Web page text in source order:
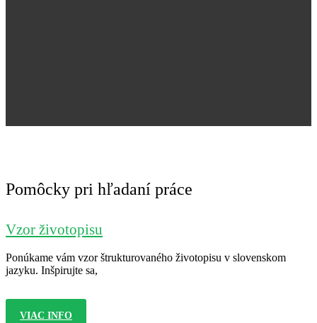
Pomôcky pri hľadaní práce
Vzor životopisu
Ponúkame vám vzor štrukturovaného životopisu v slovenskom
jazyku. Inšpirujte sa,
VIAC INFO